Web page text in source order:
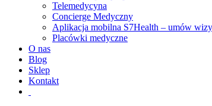
Telemedycyna
Concierge Medyczny
Aplikacja mobilna S7Health – umów
Placówki medyczne
O nas
Blog
Sklep
Kontakt